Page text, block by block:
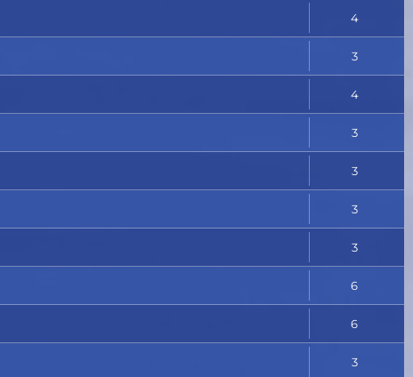
4
3
4
3
3
3
3
6
6
3